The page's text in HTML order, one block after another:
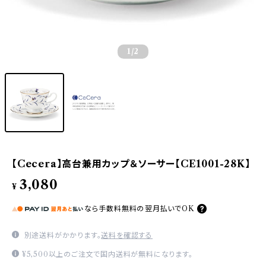
1 /2
【Cecera】高台兼用カップ＆ソーサー【CE1001-28K】
¥ 3,080
なら 手数料無料の 翌月払いでOK
別途送料がかかります。送料を確認する
¥5,500以上のご注文で国内送料が無料になります。